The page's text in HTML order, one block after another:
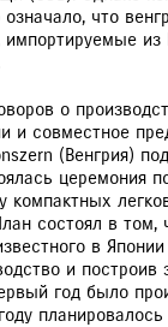
3+
КАМПАНИИ
что
из
о
и совместное
(Венгрия)
церемония
компактных
состоял в том,
в
и
год было